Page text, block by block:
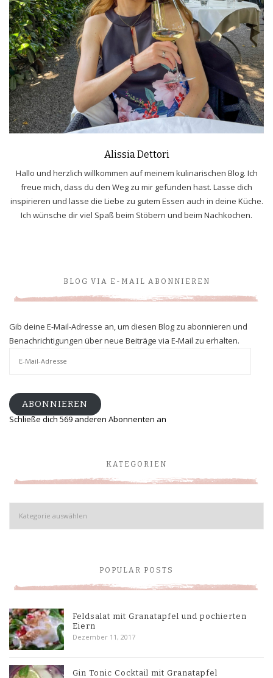
Alissia Dettori
Hallo und herzlich willkommen auf meinem kulinarischen Blog. Ich
freue mich, dass du den Weg zu mir gefunden hast. Lasse dich
inspirieren und lasse die Liebe zu gutem Essen auch in deine Küche.
Ich wünsche dir viel Spaß beim Stöbern und beim Nachkochen.
BLOG VIA E-MAIL ABONNIEREN
Gib deine E-Mail-Adresse an, um diesen Blog zu abonnieren und
Benachrichtigungen über neue Beiträge via E-Mail zu erhalten.
ABONNIEREN
Schließe dich 569 anderen Abonnenten an
KATEGORIEN
Kategorien
POPULAR POSTS
Feldsalat mit Granatapfel und pochierten
Eiern
Dezember 11, 2017
Gin Tonic Cocktail mit Granatapfel